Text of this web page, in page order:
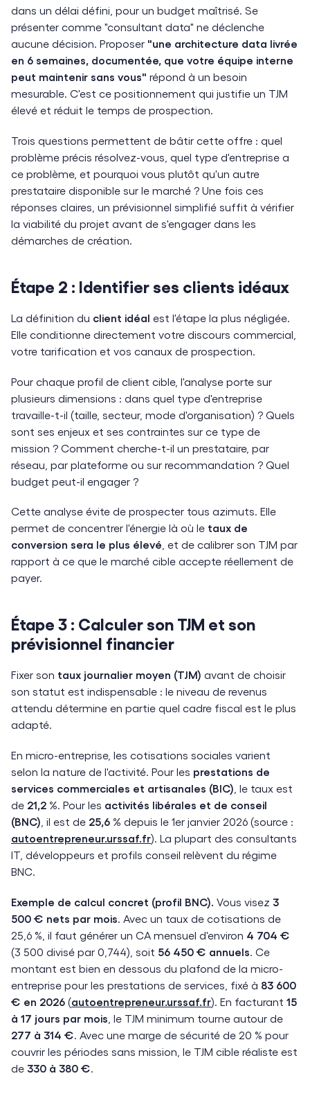
dans un délai défini, pour un budget maîtrisé. Se
présenter comme "consultant data" ne déclenche
aucune décision. Proposer "une architecture data livrée
en 6 semaines, documentée, que votre équipe interne
peut maintenir sans vous" répond à un besoin
mesurable. C'est ce positionnement qui justifie un TJM
élevé et réduit le temps de prospection.
Trois questions permettent de bâtir cette offre : quel
problème précis résolvez-vous, quel type d'entreprise a
ce problème, et pourquoi vous plutôt qu'un autre
prestataire disponible sur le marché ? Une fois ces
réponses claires, un prévisionnel simplifié suffit à vérifier
la viabilité du projet avant de s'engager dans les
démarches de création.
Étape 2 : Identifier ses clients idéaux
La définition du client idéal est l'étape la plus négligée.
Elle conditionne directement votre discours commercial,
votre tarification et vos canaux de prospection.
Pour chaque profil de client cible, l'analyse porte sur
plusieurs dimensions : dans quel type d'entreprise
travaille-t-il (taille, secteur, mode d'organisation) ? Quels
sont ses enjeux et ses contraintes sur ce type de
mission ? Comment cherche-t-il un prestataire, par
réseau, par plateforme ou sur recommandation ? Quel
budget peut-il engager ?
Cette analyse évite de prospecter tous azimuts. Elle
permet de concentrer l'énergie là où le taux de
conversion sera le plus élevé , et de calibrer son TJM par
rapport à ce que le marché cible accepte réellement de
payer.
Étape 3 : Calculer son TJM et son
prévisionnel financier
Fixer son taux journalier moyen (TJM) avant de choisir
son statut est indispensable : le niveau de revenus
attendu détermine en partie quel cadre fiscal est le plus
adapté.
En micro-entreprise, les cotisations sociales varient
selon la nature de l'activité. Pour les prestations de
services commerciales et artisanales (BIC) , le taux est
de 21,2 %. Pour les activités libérales et de conseil
(BNC) , il est de 25,6 % depuis le 1er janvier 2026 (source :
autoentrepreneur.urssaf.fr). La plupart des consultants
IT, développeurs et profils conseil relèvent du régime
BNC.
Exemple de calcul concret (profil BNC). Vous visez 3
500 € nets par mois. Avec un taux de cotisations de
25,6 %, il faut générer un CA mensuel d'environ 4 704 €
(3 500 divisé par 0,744), soit 56 450 € annuels. Ce
montant est bien en dessous du plafond de la micro-
entreprise pour les prestations de services, fixé à 83 600
€ en 2026 (autoentrepreneur.urssaf.fr). En facturant 15
à 17 jours par mois , le TJM minimum tourne autour de
277 à 314 €. Avec une marge de sécurité de 20 % pour
couvrir les périodes sans mission, le TJM cible réaliste est
de 330 à 380 €.